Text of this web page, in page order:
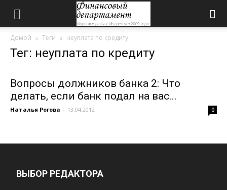
Домой Теги неуплата по кредиту
Тег: неуплата по кредиту
Вопросы должников банка 2: Что
делать, если банк подал на вас...
Наталья Рогова - 13.04.2012 0
ВЫБОР РЕДАКТОРА